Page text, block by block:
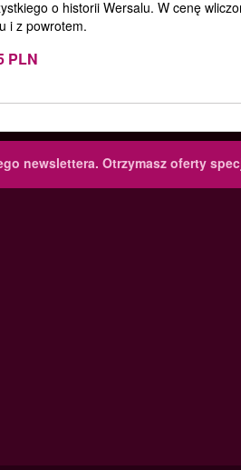
o historii Wersalu. W cenę
i z powrotem.
PLN
newslettera. Otrzymasz oferty